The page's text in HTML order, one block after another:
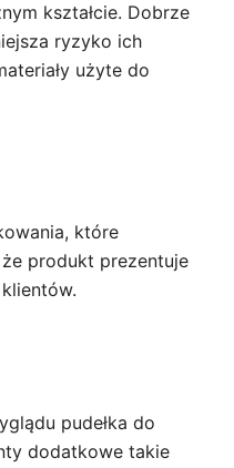
kształcie. Dobrze
ryzyko ich
użyte do
które
że produkt prezentuje
pudełka do
dodatkowe takie